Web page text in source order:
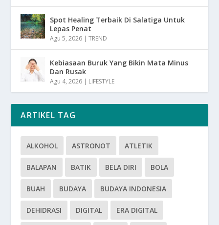
Spot Healing Terbaik Di Salatiga Untuk
Lepas Penat
Agu 5, 2026 |TREND
Kebiasaan Buruk Yang Bikin Mata Minus
Dan Rusak
Agu 4, 2026 | LIFESTYLE
ARTIKEL TAG
ALKOHOL ASTRONOT ATLETIK
BALAPAN BATIK BELA DIRI BOLA
BUAH BUDAYA BUDAYA INDONESIA
DEHIDRASI DIGITAL ERA DIGITAL